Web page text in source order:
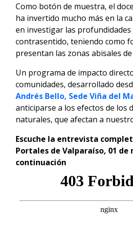
Como botón de muestra, el
ha invertido mucho más en la
en investigar las
contrasentido, teniendo como
presentan las zonas abisales
Un programa de impacto
comunidades, desarrollado
Andrés Bello, Sede Viña del
anticiparse a los efectos de los
naturales, que afectan a
Escuche la entrevista
Portales de Valparaíso, 01 de
continuación